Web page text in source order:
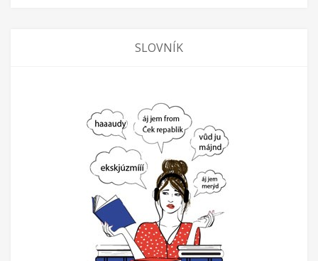
SLOVNÍK